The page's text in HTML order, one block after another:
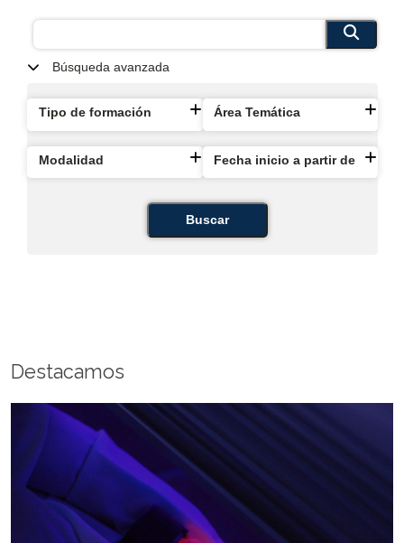
Búsqueda avanzada
Tipo de formación Área Temática
Modalidad Fecha inicio a partir de
Buscar
Destacamos